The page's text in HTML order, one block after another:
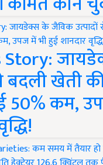
Story:
बदली खेती
50% कम,